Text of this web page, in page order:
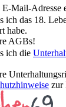
Mail-Adresse
ich das 18.
habe.
AGBs!
ich die
zur